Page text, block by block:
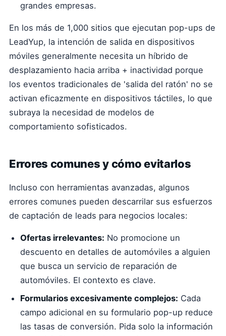
grandes empresas.
En los más de 1,000 sitios que ejecutan pop-ups de
LeadYup, la intención de salida en dispositivos
móviles generalmente necesita un híbrido de
desplazamiento hacia arriba + inactividad porque
los eventos tradicionales de 'salida del ratón' no se
activan eficazmente en dispositivos táctiles, lo que
subraya la necesidad de modelos de
comportamiento sofisticados.
Errores comunes y cómo evitarlos
Incluso con herramientas avanzadas, algunos
errores comunes pueden descarrilar sus esfuerzos
de captación de leads para negocios locales:
Ofertas irrelevantes: No promocione un
descuento en detalles de automóviles a alguien
que busca un servicio de reparación de
automóviles. El contexto es clave.
Formularios excesivamente complejos: Cada
campo adicional en su formulario pop-up reduce
las tasas de conversión. Pida solo la información